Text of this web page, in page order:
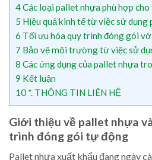
4Các loại pallet nhựa phù hợp
5 Hiệu quả kinh tế từ việc sử dụng
6 Tối ưu hóa quy trình đóng gói
7 Bảo vệ môi trường từ việc sử
8 Các ứng dụng của pallet nhựa
9 Kết luận
10 *. THÔNG TIN LIÊN HỆ
Giới thiệu về pallet nhựa
trình đóng gói tự động
Pallet nhựa xuất khẩu đang ngày